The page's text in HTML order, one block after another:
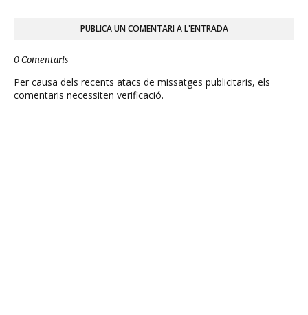
PUBLICA UN COMENTARI A L'ENTRADA
0 Comentaris
Per causa dels recents atacs de missatges publicitaris, els
comentaris necessiten verificació.